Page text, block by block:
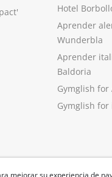
mejorar su experiencia de
Hotel
Aprender
Wunderbla
Aprender
Baldoria
Gymglish for
Gymglish for